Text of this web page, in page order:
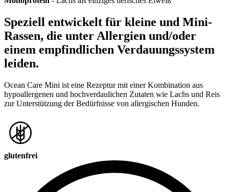
Speziell entwickelt für kleine und Mini-
Rassen, die unter Allergien und/oder
einem empfindlichen Verdauungssystem
leiden.
Ocean Care Mini ist eine Rezeptur mit einer Kombination aus
hypoallergenen und hochverdaulichen Zutaten wie Lachs und Reis
zur Unterstützung der Bedürfnisse von allergischen Hunden.
glutenfrei